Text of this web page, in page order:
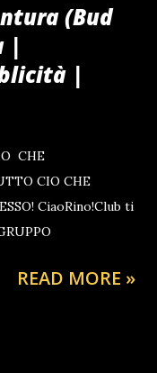
(Bud
|
|
CHE
CIO CHE
CiaoRino!Club ti
READ MORE »